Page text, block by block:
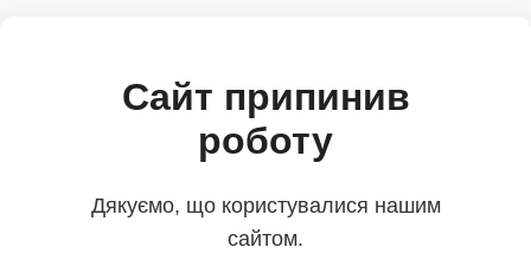
Сайт припинив
роботу
Дякуємо, що користувалися нашим
сайтом.